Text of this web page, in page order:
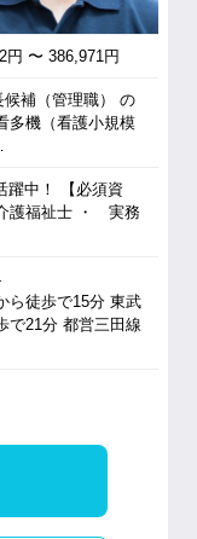
円 〜 386,971円
補（管理職） の
多機（看護小規模
躍中！ 【必須資
護福祉士 ・ 実務
ら徒歩で15分 東武
で21分 都営三田線